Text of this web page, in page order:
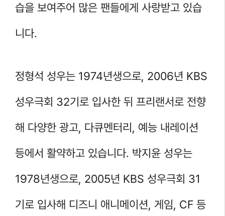
습을 보여주어 많은 팬들에게 사랑받고 있습
니다.
정형석 성우는 1974년생으로, 2006년 KBS
성우극회 32기로 입사한 뒤 프리랜서로 전향
해 다양한 광고, 다큐멘터리, 예능 내레이션
등에서 활약하고 있습니다. 박지윤 성우는
1978년생으로, 2005년 KBS 성우극회 31
기로 입사해 디즈니 애니메이션, 게임, CF 등